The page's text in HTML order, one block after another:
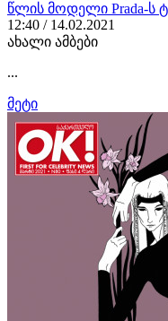
წლის მოდელი Prada-ს
12:40 / 14.02.2021
ახალი ამბები
...
მეტი